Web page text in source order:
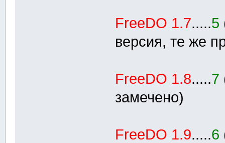
FreeDO 1.7.....5
версия, те же
FreeDO 1.8.....7
замечено)
FreeDO 1.9.....6